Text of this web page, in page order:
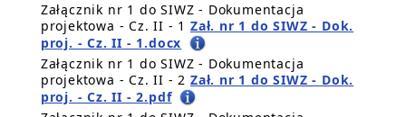
Załącznik nr 1 do SIWZ - Dokumentacja
projektowa - Cz. II - 1 Zał. nr 1 do SIWZ - Dok.
proj. - Cz. II - 1.docx
Załącznik nr 1 do SIWZ - Dokumentacja
projektowa - Cz. II - 2 Zał. nr 1 do SIWZ - Dok.
proj. - Cz. II - 2.pdf